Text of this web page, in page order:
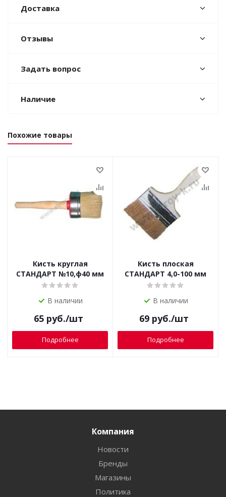
Доставка
Отзывы
Задать вопрос
Наличие
Похожие товары
Кисть круглая
СТАНДАРТ №10,ф40 мм
В наличии
65руб./шт
Подробнее
Кисть плоская
СТАНДАРТ 4,0-100 мм
В наличии
69руб./шт
Подробнее
Компания
Новости
Бренды
Магазины
Политика